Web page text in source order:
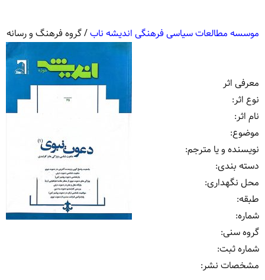
موسسه مطالعات سیاسی فرهنگی اندیشه ناب/گروه فرهنگ و رسانه
معرفی اثر
نوع اثر:
نام اثر:
موضوع:
نویسنده و یا مترجم:
دسته بندی:
محل نگهداری:
طبقه:
شماره:
گروه سنی:
شماره ثبت:
مشخصات نشر: ‏‫